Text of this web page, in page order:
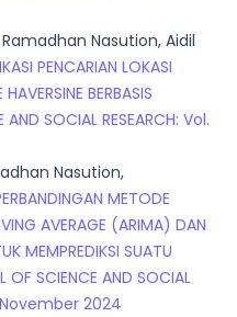
Nasution, Aidil
PENCARIAN LOKASI
BERBASIS
AND SOCIAL RESEARCH: Vol.
Nasution,
METODE
AVERAGE (ARIMA) DAN
MEMPREDIKSI SUATU
OF SCIENCE AND SOCIAL
November 2024